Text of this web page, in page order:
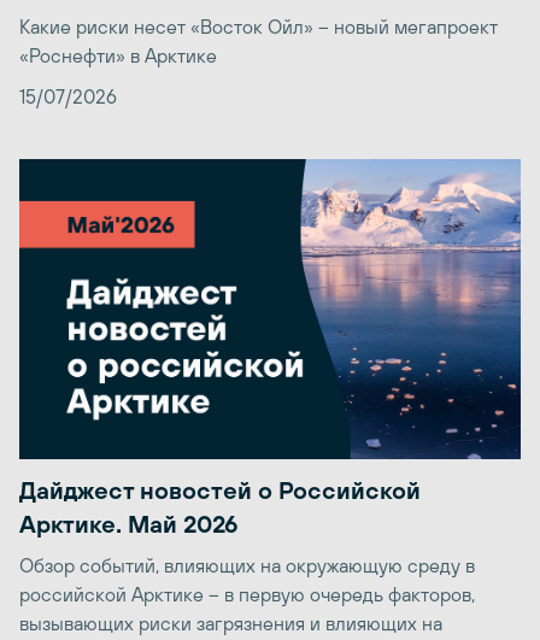
Какие риски несет «Восток Ойл» – новый мегапроект
«Роснефти» в Арктике
15/07/2026
Дайджест новостей о Российской
Арктике. Май 2026
Обзор событий, влияющих на окружающую среду в
российской Арктике – в первую очередь факторов,
вызывающих риски загрязнения и влияющих на